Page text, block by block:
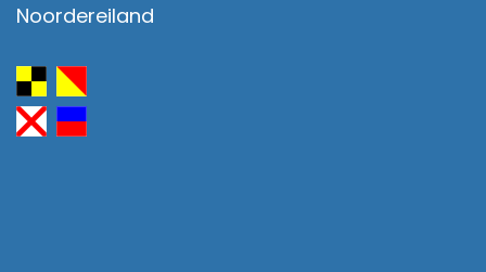
Noordereiland